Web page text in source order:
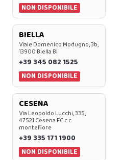
NON DISPONIBILE
BIELLA
Viale Domenico Modugno, 3b,
13900 Biella BI
+39 345 082 1525
NON DISPONIBILE
CESENA
Via Leopoldo Lucchi, 335,
47521 Cesena FC c.c.
montefiore
+39 335 171 1900
NON DISPONIBILE